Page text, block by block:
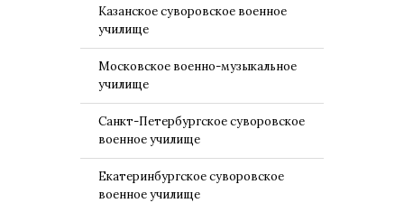
Казанское суворовское военное
училище
Московское военно-музыкальное
училище
Санкт-Петербургское суворовское
военное училище
Екатеринбургское суворовское
военное училище